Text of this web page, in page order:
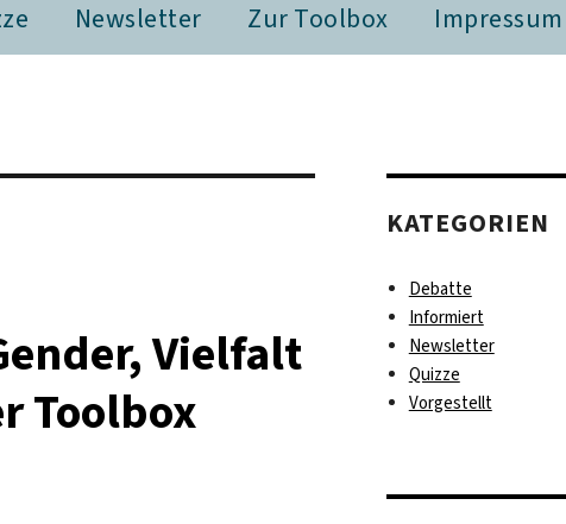
Newsletter Zur Toolbox Impressum
Vielfalt
Toolbox
KATEGORIEN
Debatte
Informiert
Newsletter
Quizze
Vorgestellt